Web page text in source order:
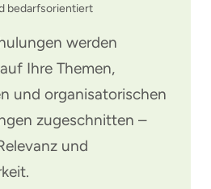
bedarfsorientiert
werden
Ihre Themen,
und organisatorischen
zugeschnitten –
und